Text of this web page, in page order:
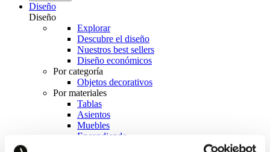
Diseño
Diseño
Explorar
Descubre el diseño
Nuestros best sellers
Diseño económicos
Por categoría
Objetos decorativos
Por materiales
Tablas
Asientos
Muebles
Encendiendo